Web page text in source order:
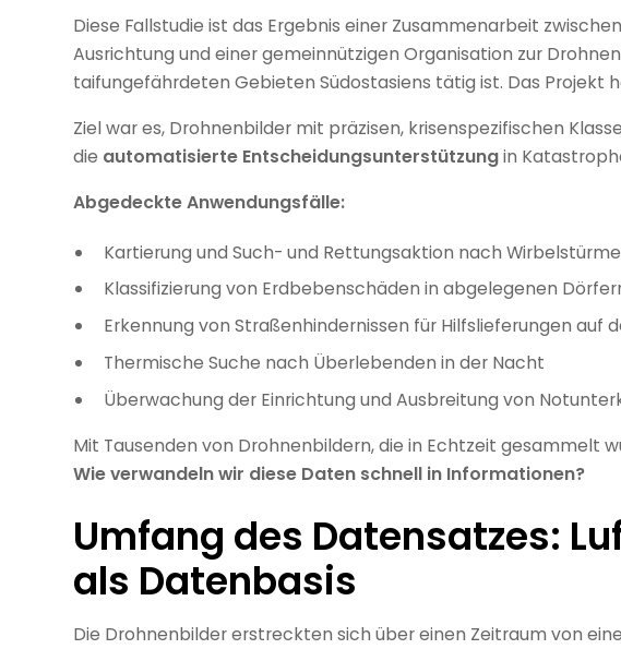
Diese Fallstudie ist das Ergebnis einer Zusammenarbeit
Ausrichtung und einer gemeinnützigen Organisation zur
taifungefährdeten Gebieten Südostasiens tätig ist. Das Projekt
Ziel war es, Drohnenbilder mit präzisen, krisenspezifischen
die automatisierte Entscheidungsunterstützungin
Abgedeckte Anwendungsfälle:
Kartierung und Such- und Rettungsaktion nach
Klassifizierung von Erdbebenschäden in abgelegenen
Erkennung von Straßenhindernissen für Hilfslieferungen auf
Thermische Suche nach Überlebenden in der Nacht
Überwachung der Einrichtung und Ausbreitung von
Mit Tausenden von Drohnenbildern, die in Echtzeit gesammelt
Wie verwandeln wir diese Daten schnell in Informationen?
Umfang des Datensatzes:
als Datenbasis
Die Drohnenbilder erstreckten sich über einen Zeitraum von